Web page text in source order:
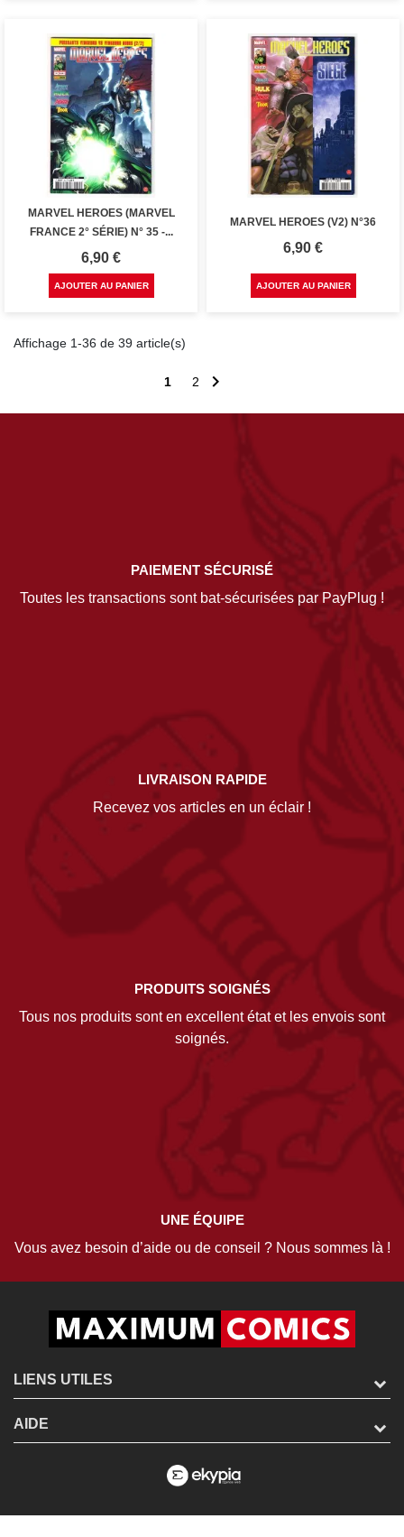
MARVEL HEROES (MARVEL
FRANCE 2° SÉRIE) N° 35 -...
Prix
6,90 €
AJOUTER AU PANIER
MARVEL HEROES (V2) N°36
Prix
6,90 €
AJOUTER AU PANIER
Affichage 1-36 de 39 article(s)
1 2 
PAIEMENT SÉCURISÉ
Toutes les transactions sont bat-sécurisées par PayPlug !
LIVRAISON RAPIDE
Recevez vos articles en un éclair !
PRODUITS SOIGNÉS
Tous nos produits sont en excellent état et les envois sont
soignés.
UNE ÉQUIPE
Vous avez besoin d’aide ou de conseil ? Nous sommes là !
LIENS UTILES
AIDE